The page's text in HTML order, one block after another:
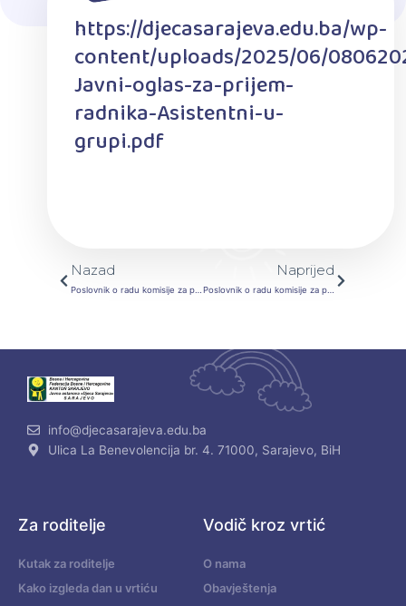
https://djecasarajeva.edu.ba/wp-
content/uploads/2025/06/
Javni-oglas-za-prijem-
radnika-Asistentni-u-
grupi.pdf
Prev
Nazad
Poslovnik o radu komisije za provođenje postupka prijema u radni odnos u JU “Djeca Sarajeva” Sarajevo broj: 02-03-1129-/25 od 03.06.2025.godine
Naprijed
Poslovnik o radu komisije za provođenje postupka prijema u radni odnos u JU “Djeca Sarajeva” Sarajevo
info@djecasarajeva.edu.ba
Ulica La Benevolencija br. 4. 71000, Sarajevo, BiH
Za roditelje
Kutak za roditelje
Kako izgleda dan u vrtiću
Vodič kroz vrtić
O nama
Obavještenja